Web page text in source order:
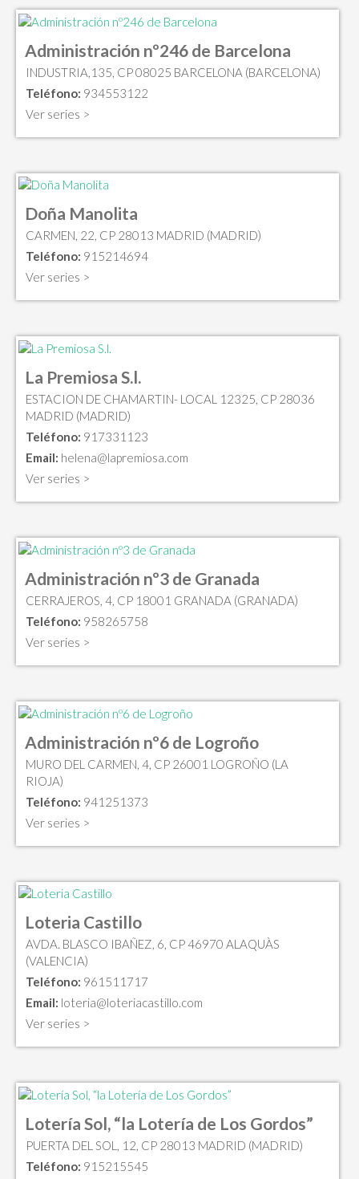
Administración nº246 de Barcelona
INDUSTRIA,135, CP 08025 BARCELONA (BARCELONA)
Teléfono: 934553122
Ver series >
Doña Manolita
CARMEN, 22, CP 28013 MADRID (MADRID)
Teléfono: 915214694
Ver series >
La Premiosa S.l.
ESTACION DE CHAMARTIN- LOCAL 12325, CP 28036
MADRID (MADRID)
Teléfono: 917331123
Email: helena@lapremiosa.com
Ver series >
Administración nº3 de Granada
CERRAJEROS, 4, CP 18001 GRANADA (GRANADA)
Teléfono: 958265758
Ver series >
Administración nº6 de Logroño
MURO DEL CARMEN, 4, CP 26001 LOGROÑO (LA
RIOJA)
Teléfono: 941251373
Ver series >
Loteria Castillo
AVDA. BLASCO IBAÑEZ, 6, CP 46970 ALAQUÀS
(VALENCIA)
Teléfono: 961511717
Email: loteria@loteriacastillo.com
Ver series >
Lotería Sol, “la Lotería de Los Gordos”
PUERTA DEL SOL, 12, CP 28013 MADRID (MADRID)
Teléfono: 915215545